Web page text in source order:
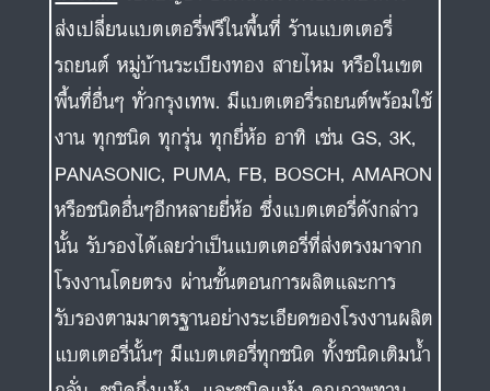
ส่งเปลี่ยนแบตเตอรี่ฟรีในพื้นที่ ร้านแบตเตอรี่
รถยนต์ หมู่บ้านระเบียงทอง สายไหม หรือในเขต
พื้นที่อื่นๆ ทั่วกรุงเทพ. มีแบตเตอรี่รถยนต์พร้อมใช้
งาน ทุกชนิด ทุกรุ่น ทุกยี่ห้อ อาทิ เช่น GS, 3K,
PANASONIC, PUMA, FB, BOSCH, AMARON
หรือชนิดอื่นๆอีกหลายยี่ห้อ ซึ่งแบตเตอรี่ดังกล่าว
นั้น รับรองได้เลยว่าเป็นแบตเตอรี่ที่ส่งตรงมาจาก
โรงงานโดยตรง ผ่านขั้นตอนการผลิตและการ
รับรองตามมาตรฐานอย่างระเอียดของโรงงานผลิต
แบตเตอรี่นั้นๆ มีแบตเตอรี่ทุกชนิด ทั้งชนิดเติมน้ำ